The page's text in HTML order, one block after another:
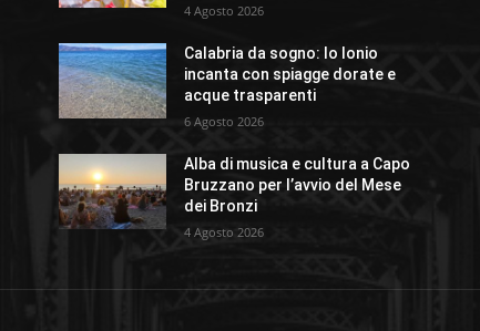
4 Agosto 2026
Calabria da sogno: lo Ionio
incanta con spiagge dorate e
acque trasparenti
6 Agosto 2026
Alba di musica e cultura a Capo
Bruzzano per l’avvio del Mese
dei Bronzi
4 Agosto 2026